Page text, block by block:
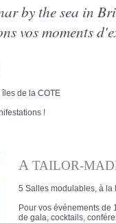
by the sea in
vos moments
de la COTE
!
A TAILOR-
5 Salles modulables, à
Pour vos événements de
de gala, cocktails,